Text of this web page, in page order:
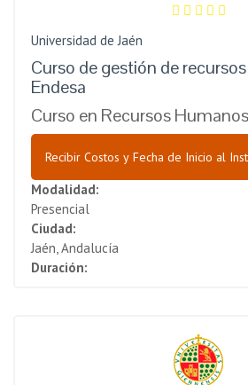
Universidad de Jaén
Curso de gestión de
Endesa
Curso en Recursos Humanos
Recibir Costos y Fecha de Inicio al
Modalidad:
Presencial
Ciudad:
Jaén, Andalucía
Duración: